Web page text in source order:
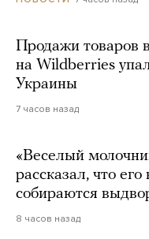
Продажи товаров
на Wildberries
Украины
7 часов назад
«Веселый
рассказал, что
собираются
8 часов назад